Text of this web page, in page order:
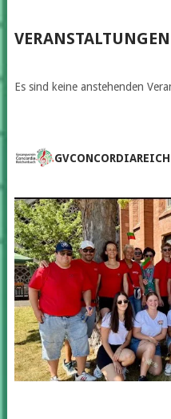
VERANSTALTUNGEN
Es sind keine anstehenden